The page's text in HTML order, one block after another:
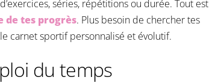
séries, répétitions ou durée. Tout est
de tes progrès. Plus besoin de chercher tes
carnet sportif personnalisé et évolutif.
du temps